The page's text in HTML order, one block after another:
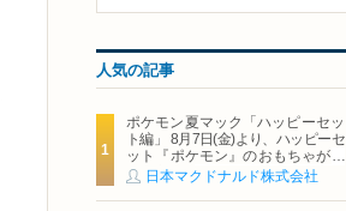
人気の記事
ポケモン夏マック「ハッピーセッ
ト編」 8月7日(金)より、ハッピーセ
ット『ポケモン』のおもちゃが期
間限定登場
日本マクドナルド株式会社